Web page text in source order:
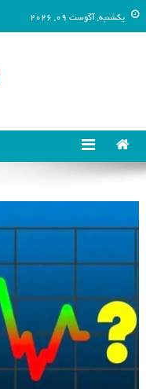
یکشنبه, آگوست 09, 2026